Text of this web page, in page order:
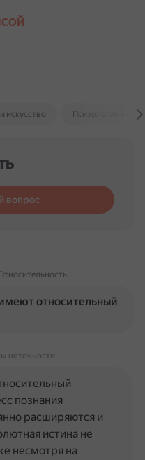
искусство Психология и
вопрос
относительный
неточности
познания
расширяются и
истина не
несмотря на